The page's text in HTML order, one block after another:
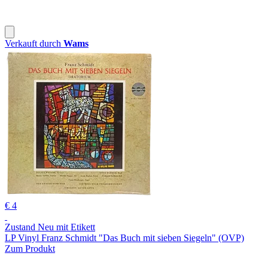
Verkauft durch Wams
€ 4
Zustand Neu mit Etikett
LP Vinyl Franz Schmidt "Das Buch mit sieben Siegeln" (OVP)
Zum Produkt